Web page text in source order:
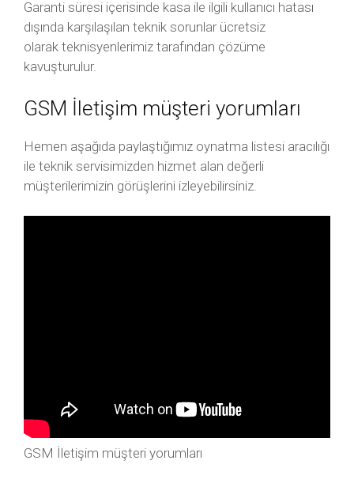
Garanti süresi içerisinde kasa ile ilgili kullanıcı hatası
dışında karşılaşılan teknik sorunlar ücretsiz
olarak teknisyenlerimiz tarafından çözüme
kavuşturulur.
GSM İletişim müşteri yorumları
Hemen aşağıda paylaştığımız oynatma listesi aracılığı
ile teknik servisimizden hizmet alan değerli
müşterilerimizin görüşlerini izleyebilirsiniz.
GSM İletişim müşteri yorumları